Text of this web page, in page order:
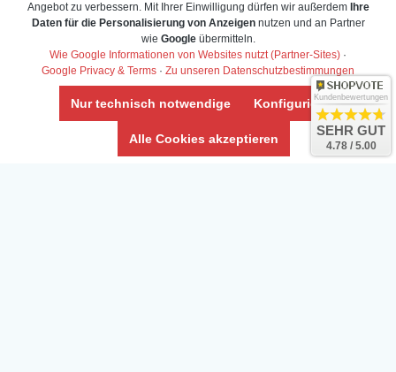
Angebot zu verbessern. Mit Ihrer Einwilligung dürfen wir außerdem Ihre
Daten für die Personalisierung von Anzeigennutzen und an Partner
wie Googleübermitteln.
Wie Google Informationen von Websites nutzt (Partner-Sites) ·
Google Privacy & Terms · Zu unseren Datenschutzbestimmungen
Nur technisch notwendige Konfigurieren
Alle Cookies akzeptieren
Kundenbewertungen
SEHR GUT
4.78 / 5.00